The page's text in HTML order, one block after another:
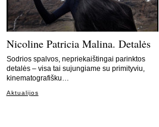
Nicoline Patricia Malina. Detalės
Sodrios spalvos, nepriekaištingai parinktos
detalės – visa tai sujungiame su primityviu,
kinematografišku…
Aktualijos